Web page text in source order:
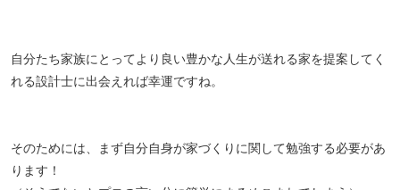
自分たち家族にとってより良い豊かな人生が送れる家を提案してく
れる設計士に出会えれば幸運ですね。
そのためには、まず自分自身が家づくりに関して勉強する必要があ
ります！